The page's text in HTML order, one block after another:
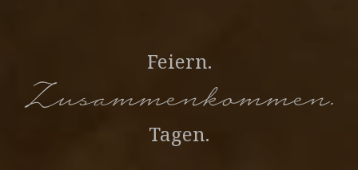
Feiern.
Zusammenkommen.
Tagen.